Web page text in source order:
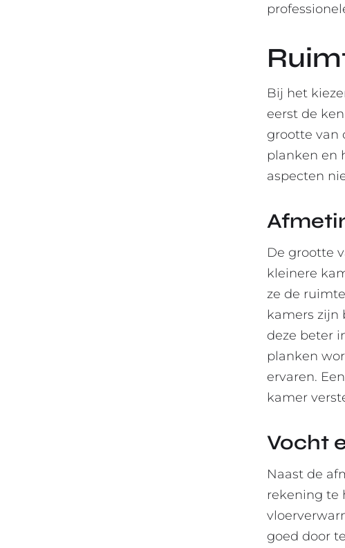
Bij het
eerst de
grootte van
planken en
aspecten
De grootte
kleinere
ze de
kamers zijn
deze beter
planken
ervaren.
kamer
Vocht
Naast de
rekening te
goed door